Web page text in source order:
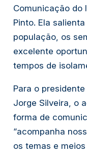
Comunicação do
Pinto. Ela
população, os
excelente
tempos de
Para o
Jorge Silveira, o
forma de
“acompanha
os temas e